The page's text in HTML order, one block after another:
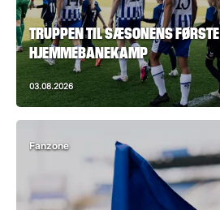
TRUPPEN TIL SÆSONENS FØRSTE
HJEMMEBANEKAMP
03.08.2026
Fanzone